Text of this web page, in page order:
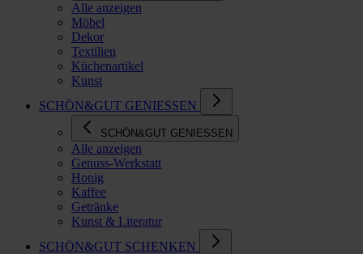
Alle anzeigen
Möbel
Dekor
Textilien
Küchenartikel
Kunst
SCHÖN&GUT GENIESSEN
SCHÖN&GUT GENIESSEN
Alle anzeigen
Genuss-Werkstatt
Honig
Kaffee
Getränke
Kunst & Literatur
SCHÖN&GUT SCHENKEN